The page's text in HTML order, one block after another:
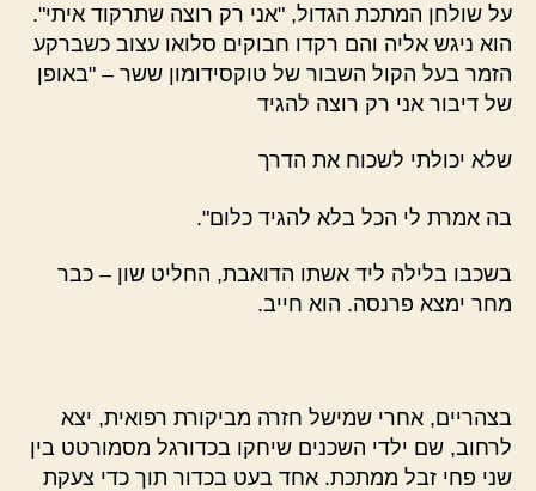
על שולחן המתכת הגדול, "אני רק רוצה שתרקוד איתי".
הוא ניגש אליה והם רקדו חבוקים סלואו עצוב כשברקע
הזמר בעל הקול השבור של טוקסידומון ששר – "באופן
של דיבור אני רק רוצה להגיד
שלא יכולתי לשכוח את הדרך
בה אמרת לי הכל בלא להגיד כלום".
בשכבו בלילה ליד אשתו הדואבת, החליט שון – כבר
מחר ימצא פרנסה. הוא חייב.
בצהריים, אחרי שמישל חזרה מביקורת רפואית, יצא
לרחוב, שם ילדי השכנים שיחקו בכדורגל מסמורטט בין
שני פחי זבל ממתכת. אחד בעט בכדור תוך כדי צעקת